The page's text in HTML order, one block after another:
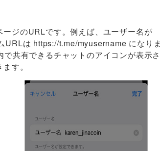
ジのURLです。例えば、ユーザー名が
URLは https://t.me/myusername になりま
共有できるチャットのアイコンが表示さ
す。